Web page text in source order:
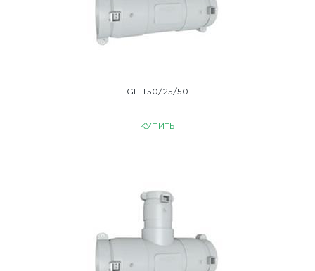
GF-T50/25/50
КУПИТЬ